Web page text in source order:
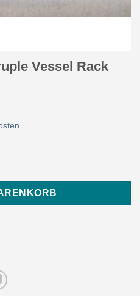
Vessel Rack
Rack Menge